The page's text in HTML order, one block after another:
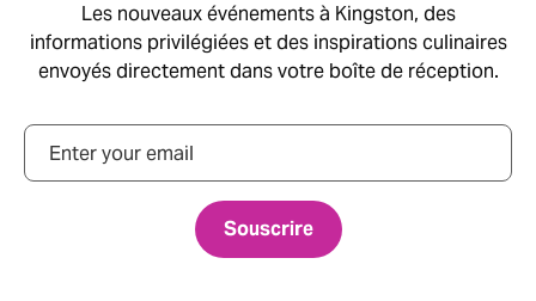
Les nouveaux événements à Kingston, des
informations privilégiées et des inspirations culinaires
envoyés directement dans votre boîte de réception.
Courriel